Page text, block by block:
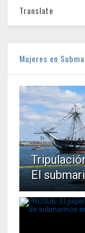
Translate
Mujeres en
El